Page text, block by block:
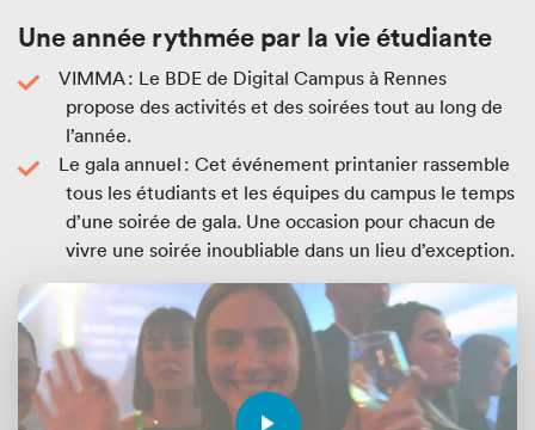
Une année rythmée par la vie étudiante
VIMMA : Le BDE de Digital Campus à Rennes
propose des activités et des soirées tout au long de
l’année.
Le gala annuel : Cet événement printanier rassemble
tous les étudiants et les équipes du campus le temps
d’une soirée de gala. Une occasion pour chacun de
vivre une soirée inoubliable dans un lieu d’exception.